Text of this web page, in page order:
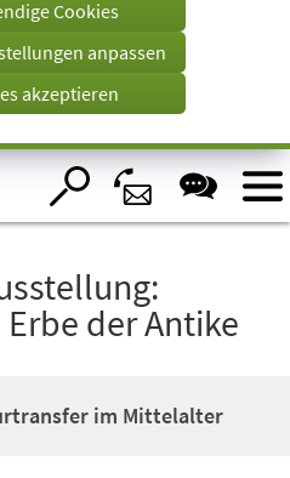
Cookies
anpassen
akzeptieren
der Antike
im Mittelalter